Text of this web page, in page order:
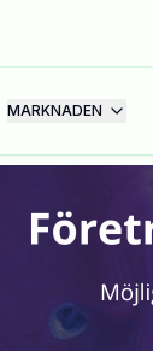
MARKNADEN